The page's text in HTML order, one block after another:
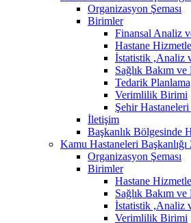
Organizasyon Şeması
Birimler
Finansal Analiz
Hastane
İstatistik ,Analiz
Sağlık Bakım
Tedarik
Verimlilik Birimi
Şehir
İletişim
Başkanlık Bölgesinde
Kamu Hastaneleri Başkanlığı
Organizasyon Şeması
Birimler
Hastane
Sağlık Bakım
İstatistik ,Analiz
Verimlilik Birimi